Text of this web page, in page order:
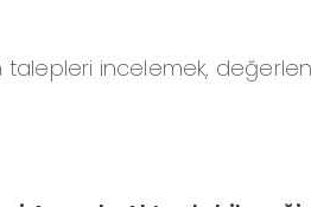
incelemek,